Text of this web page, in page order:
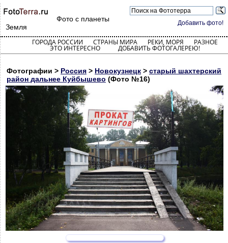
Добавить фото!
Фото с планеты
Земля
ГОРОДА РОССИИ СТРАНЫ МИРА РЕКИ, МОРЯ РАЗНОЕ
ЭТО ИНТЕРЕСНО ДОБАВИТЬ ФОТОГАЛЕРЕЮ!
Фотографии > Россия > Новокузнецк > старый шахтерский
район дальнее Куйбышево (Фото №16)